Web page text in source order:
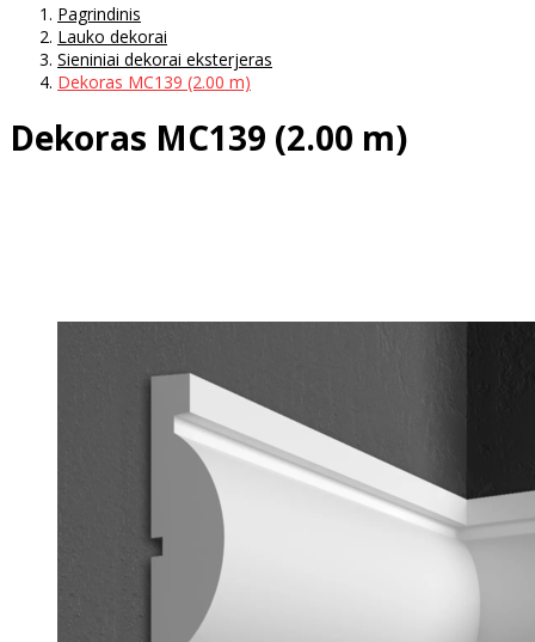
Pagrindinis
Lauko dekorai
Sieniniai dekorai eksterjeras
Dekoras MC139 (2.00 m)
Dekoras MC139 (2.00 m)